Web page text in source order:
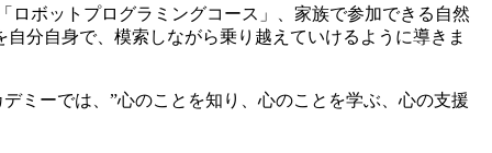
ロボットプログラミングコース」、家族で参加できる自然
分自身で、模索しながら乗り越えていけるように導きま
ミーでは、”心のことを知り、心のことを学ぶ、心の支援